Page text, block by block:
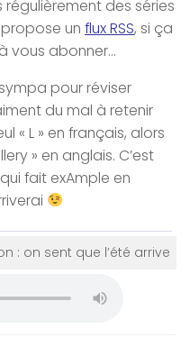
des séries
un flux RSS, si ça
vous abonner…
pour réviser
du mal à retenir
« L » en français, alors
» en anglais. C’est
fait exAmple en
: on sent que l’été arrive